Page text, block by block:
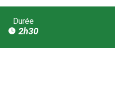
Durée
2h30